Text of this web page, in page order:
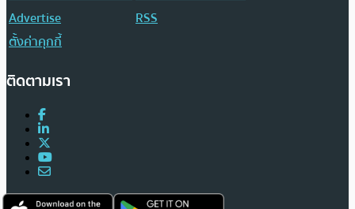
Advertise
RSS
ตั้งค่าคุกกี้
ติดตามเรา